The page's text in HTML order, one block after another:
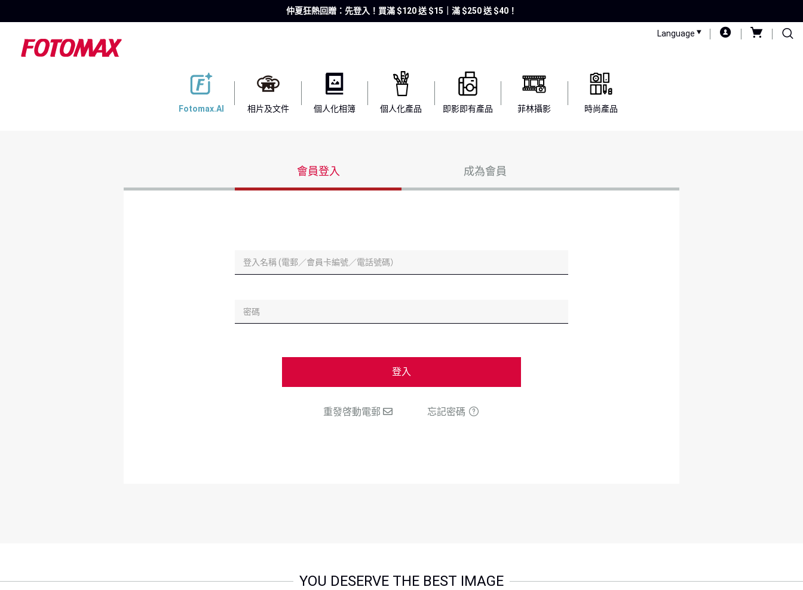
仲夏狂熱回贈：先登入！買滿 $120 送 $15｜滿 $250 送 $40！
Language
Fotomax.AI 相片及文件 個人化相簿 個人化產品 即影即有產品 菲林攝影 時尚產品
會員登入 成為會員
登入
重發啓動電郵 忘記密碼
YOU DESERVE THE BEST IMAGE